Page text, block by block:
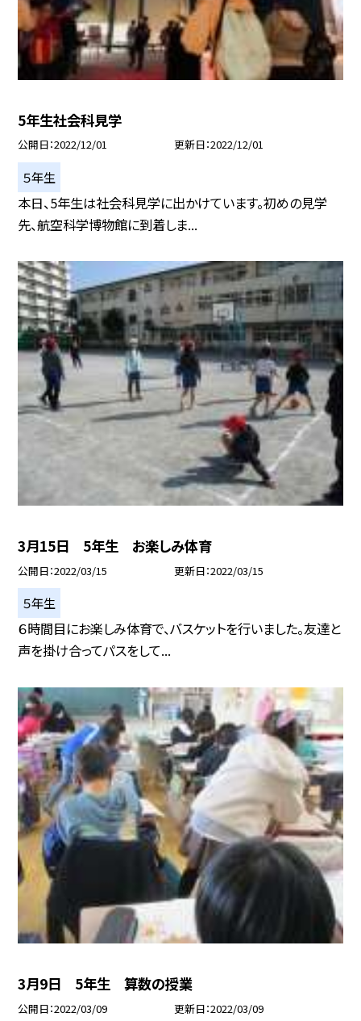
5年生社会科見学
公開日 2022/12/01 更新日 2022/12/01
５年生
本日、5年生は社会科見学に出かけています。初めの見学
先、航空科学博物館に到着しま...
3月15日 5年生 お楽しみ体育
公開日 2022/03/15 更新日 2022/03/15
５年生
６時間目にお楽しみ体育で、バスケットを行いました。友達と
声を掛け合ってパスをして...
3月9日 5年生 算数の授業
公開日 2022/03/09 更新日 2022/03/09